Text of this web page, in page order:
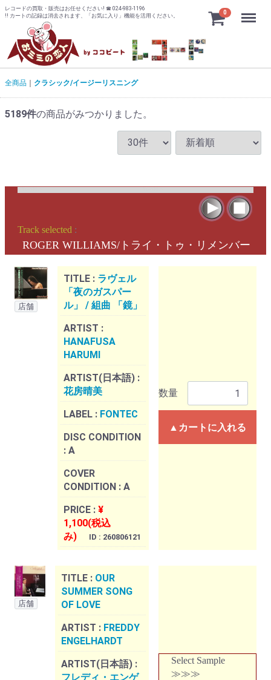
レコードの買取・販売はお任せください! ☎ 024-983-1196
!! カートの記録は消去されます、「お気に入り」機能を活用ください。
0 Menu
全商品 クラシック/イージーリスニング
5189件の商品がみつかりました。
Track selected :
ROGER WILLIAMS/トライ・トゥ・リメンバー
店舗
TITLE : ラヴェル
「夜のガスパー
ル」 / 組曲 「鏡」
ARTIST :
HANAFUSA
HARUMI
ARTIST(日本語) :
花房晴美
LABEL : FONTEC
DISC CONDITION
: A
COVER
CONDITION : A
PRICE : ¥
1,100(税込
み)
ID : 260806121
数量
▲カートに入れる
店舗
TITLE : OUR
SUMMER SONG
OF LOVE
ARTIST : FREDDY
ENGELHARDT
ARTIST(日本語) :
フレディ・エンゲ
Select Sample
≫≫≫